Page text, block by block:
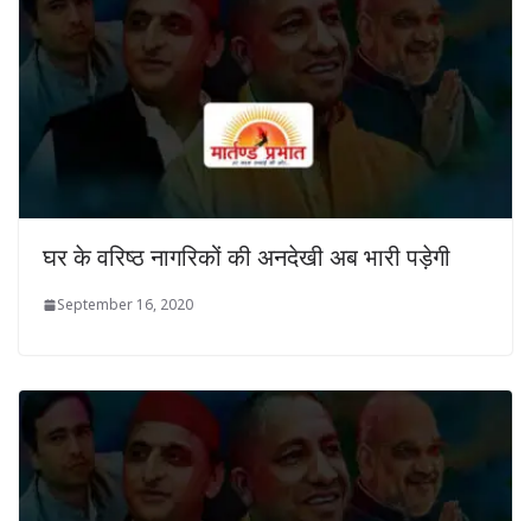
घर के वरिष्ठ नागरिकों की अनदेखी अब भारी पड़ेगी
September 16, 2020